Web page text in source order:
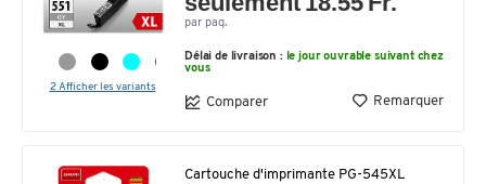
2 Afficher les variants
par paq.
Délai de livraison : le jour ouvrable suivant chez
vous
Comparer Remarquer
Cartouche d'imprimante PG-545XL